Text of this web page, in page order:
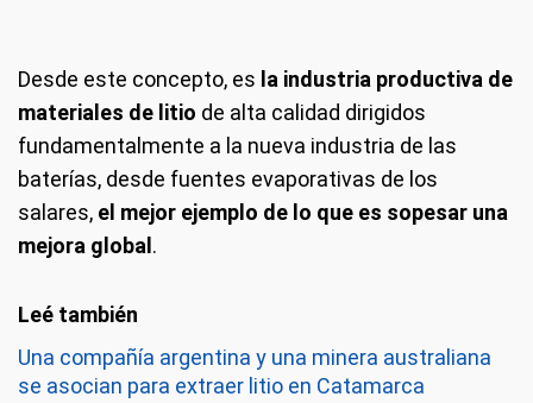
Desde este concepto, es la industria productiva de
materiales de litio de alta calidad dirigidos
fundamentalmente a la nueva industria de las
baterías, desde fuentes evaporativas de los
salares, el mejor ejemplo de lo que es sopesar una
mejora global .
Una compañía argentina y una minera australiana
se asocian para extraer litio en Catamarca